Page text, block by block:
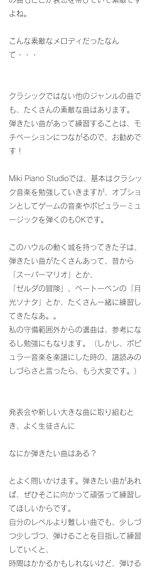
よね。
こんな素敵なメロディだったなん
て・・・
クラシックではない他のジャンルの曲で
も、たくさんの素敵な曲はあります。
弾きたい曲があって練習することは、モ
チベーションにつながるので、お勧めで
す！
Miki Piano Studioでは、基本はクラシッ
ク音楽を勉強していきますが、オプショ
ンとしてゲームの音楽やポピュラーミュ
ージックを弾くのもOKです。
このハウルの動く城を持ってきた子は、
弾きたい曲がたくさんあって、昔から
「スーパーマリオ」とか、
「ゼルダの冒険」、ベートーベンの「月
光ソナタ」とか、たくさん一緒に練習し
てきたなあ。。
私の守備範囲外からの選曲は、参考にな
るし勉強にもなります。（しかし、ポピ
ュラー音楽を楽譜にした時の、譜読みの
しづらさと言ったら、もう大変です。）
発表会や新しい大きな曲に取り組むと
き、よく生徒さんに
なにか弾きたい曲はある？
とよく問いかけます。弾きたい曲があれ
ば、ぜひそこに向かって頑張って練習し
てほしいからです。
自分のレベルより難しい曲でも、少しづ
つ少しづつ、弾けることを目指して練習
していくと、
時間はかかるかもしれないけど、弾ける